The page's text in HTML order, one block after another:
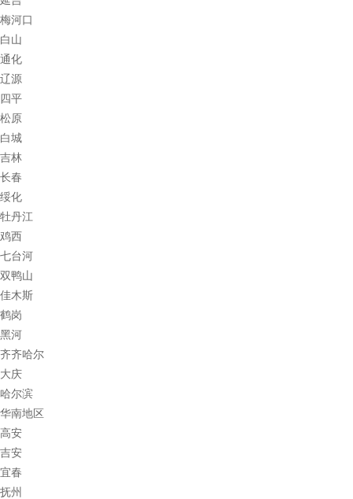
梅河口
白山
通化
辽源
四平
松原
白城
吉林
长春
绥化
牡丹江
鸡西
七台河
双鸭山
佳木斯
鹤岗
黑河
齐齐哈尔
大庆
哈尔滨
华南地区
高安
吉安
宜春
抚州